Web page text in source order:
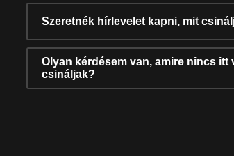
Szeretnék hírlevelet kapni, mit
Olyan kérdésem van, amire nincs itt
csináljak?